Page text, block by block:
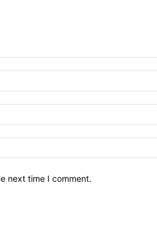
next time I comment.